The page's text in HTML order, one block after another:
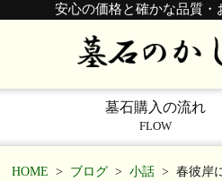
安心の価格と確かな品質
墓石購入の流れ
FLOW
HOME > ブログ > 小話 > 春彼岸